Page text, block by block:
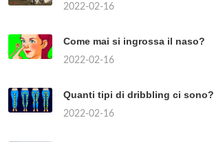
2022-02-16
Come mai si ingrossa il naso?
2022-02-16
Quanti tipi di dribbling ci sono?
2022-02-16